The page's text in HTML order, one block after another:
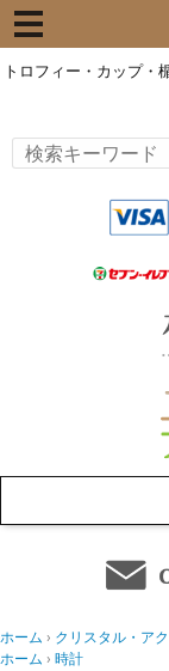
トロフィー・カップ・
ホーム
クリスタル・ア
ホーム
時計